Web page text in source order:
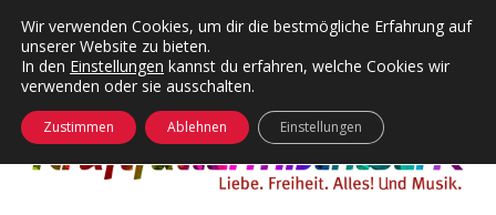
Kategorien
Menü
24 Hours Chilling
Die Wende
KFMW-Disco
Dates
öffnen
Wir verwenden Cookies, um dir die bestmögliche Erfahrung auf
unserer Website zu bieten.
In den Einstellungen kannst du erfahren, welche Cookies wir
verwenden oder sie ausschalten.
Zustimmen Ablehnen Einstellungen